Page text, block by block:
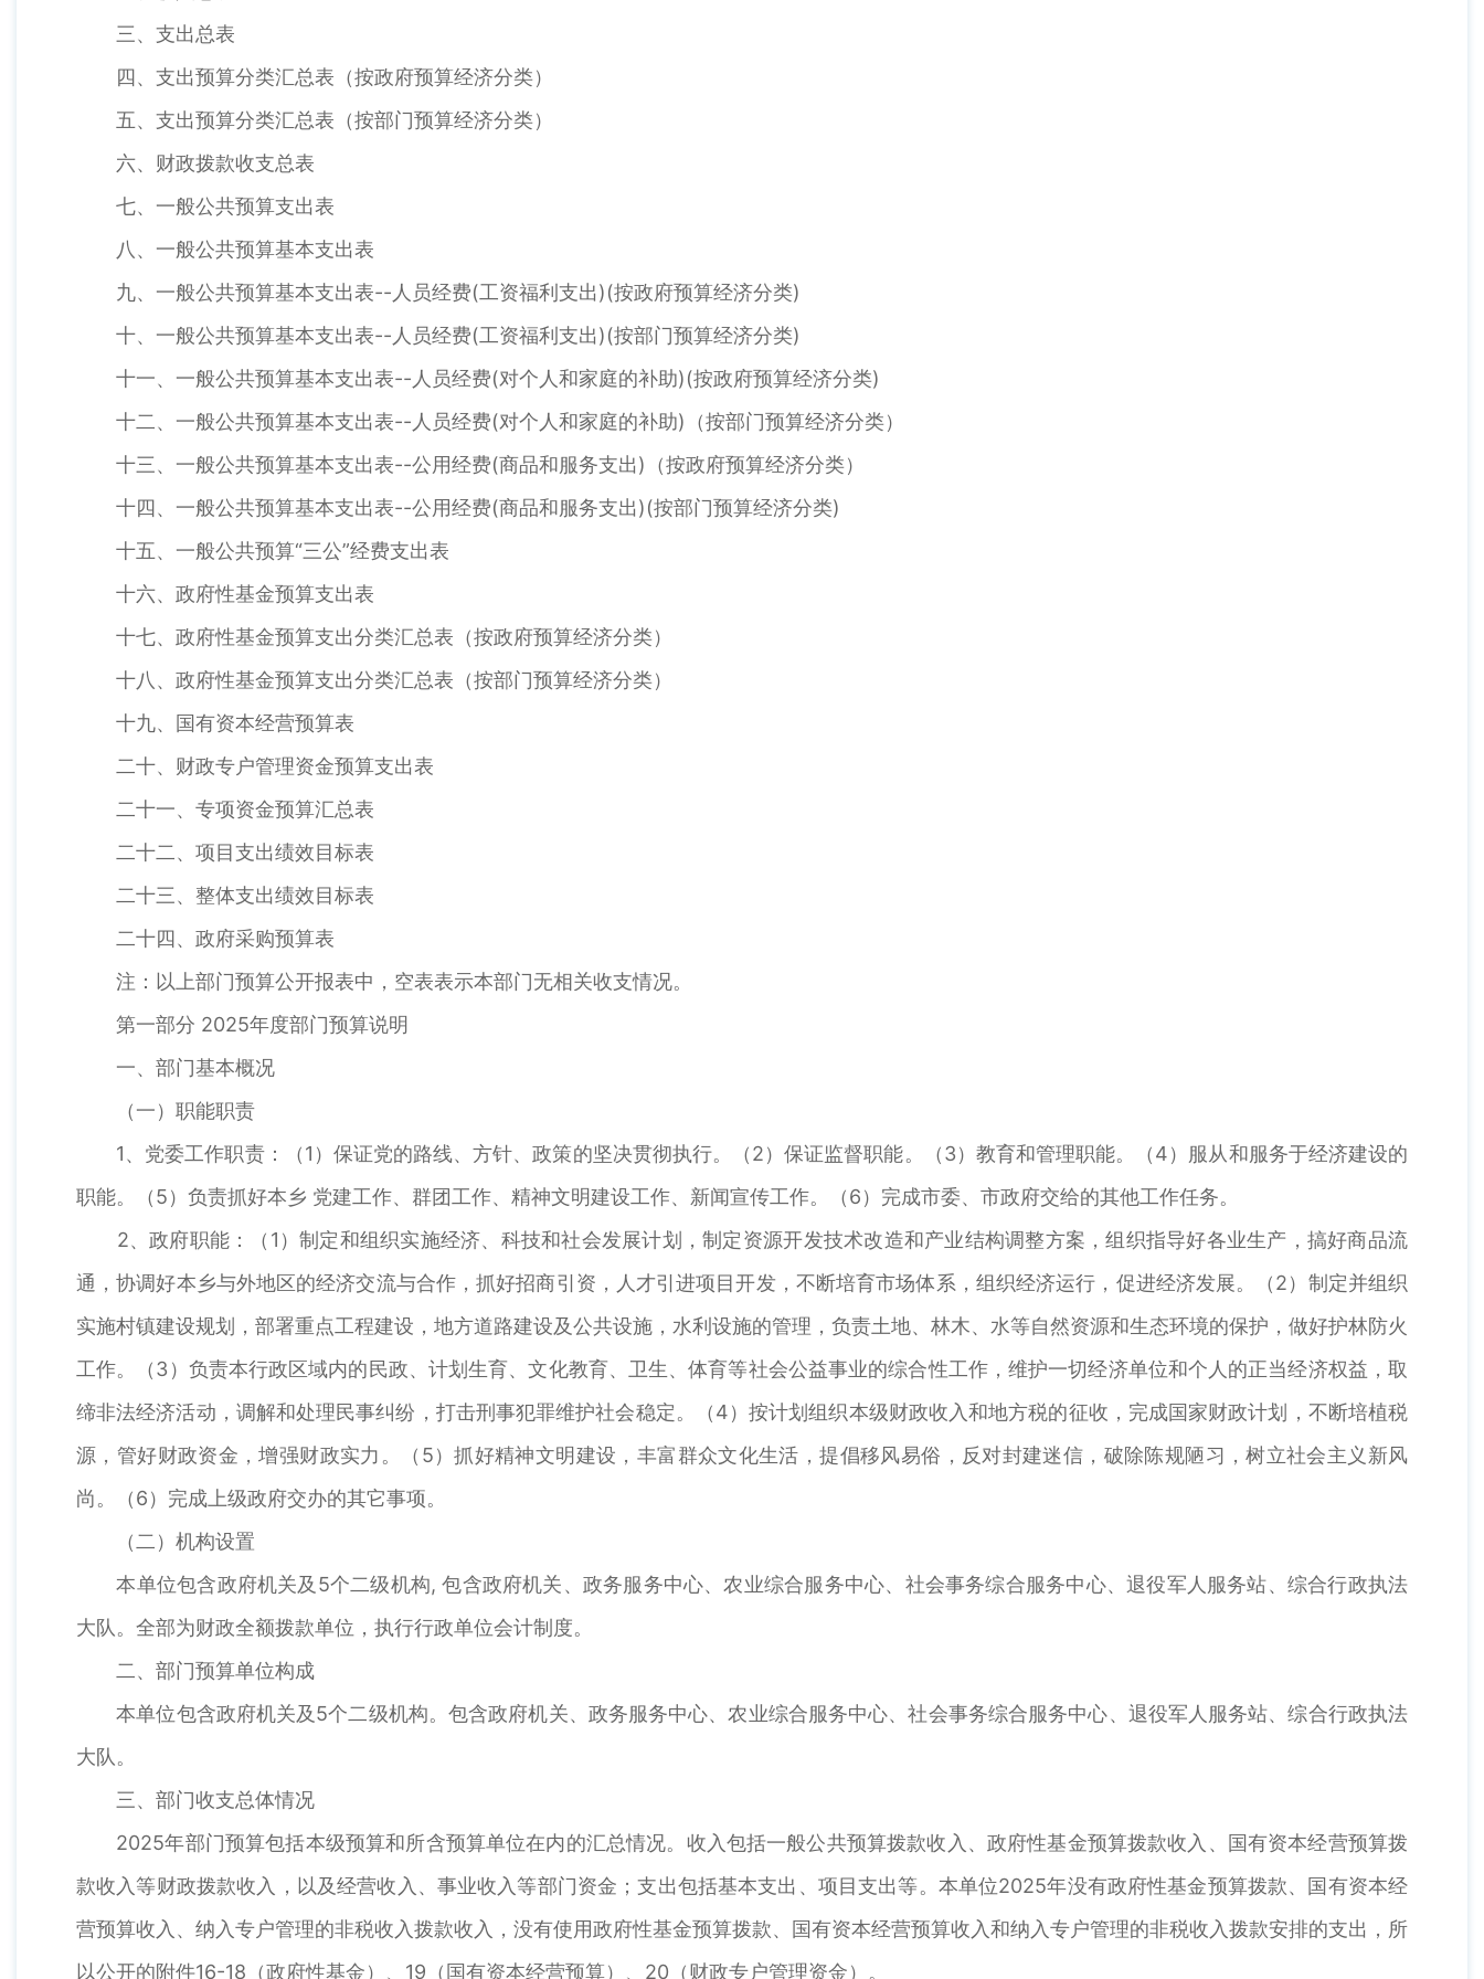
三、支出总表
四、支出预算分类汇总表（按政府预算经济分类）
五、支出预算分类汇总表（按部门预算经济分类）
六、财政拨款收支总表
七、一般公共预算支出表
八、一般公共预算基本支出表
九、一般公共预算基本支出表--人员经费(工资福利支出)(按政府预算经济分类)
十、一般公共预算基本支出表--人员经费(工资福利支出)(按部门预算经济分类)
十一、一般公共预算基本支出表--人员经费(对个人和家庭的补助)(按政府预算经济分类)
十二、一般公共预算基本支出表--人员经费(对个人和家庭的补助)（按部门预算经济分类）
十三、一般公共预算基本支出表--公用经费(商品和服务支出)（按政府预算经济分类）
十四、一般公共预算基本支出表--公用经费(商品和服务支出)(按部门预算经济分类)
十五、一般公共预算“三公”经费支出表
十六、政府性基金预算支出表
十七、政府性基金预算支出分类汇总表（按政府预算经济分类）
十八、政府性基金预算支出分类汇总表（按部门预算经济分类）
十九、国有资本经营预算表
二十、财政专户管理资金预算支出表
二十一、专项资金预算汇总表
二十二、项目支出绩效目标表
二十三、整体支出绩效目标表
二十四、政府采购预算表
注：以上部门预算公开报表中，空表表示本部门无相关收支情况。
第一部分 2025年度部门预算说明
一、部门基本概况
（一）职能职责
1、党委工作职责：（1）保证党的路线、方针、政策的坚决贯彻执行。（2）保证监督职能。（3）教育和管理职能。（4）服从和服务于经济建设的
职能。（5）负责抓好本乡 党建工作、群团工作、精神文明建设工作、新闻宣传工作。（6）完成市委、市政府交给的其他工作任务。
2、政府职能：（1）制定和组织实施经济、科技和社会发展计划，制定资源开发技术改造和产业结构调整方案，组织指导好各业生产，搞好商品流
通，协调好本乡与外地区的经济交流与合作，抓好招商引资，人才引进项目开发，不断培育市场体系，组织经济运行，促进经济发展。（2）制定并组织
实施村镇建设规划，部署重点工程建设，地方道路建设及公共设施，水利设施的管理，负责土地、林木、水等自然资源和生态环境的保护，做好护林防火
工作。（3）负责本行政区域内的民政、计划生育、文化教育、卫生、体育等社会公益事业的综合性工作，维护一切经济单位和个人的正当经济权益，取
缔非法经济活动，调解和处理民事纠纷，打击刑事犯罪维护社会稳定。（4）按计划组织本级财政收入和地方税的征收，完成国家财政计划，不断培植税
源，管好财政资金，增强财政实力。（5）抓好精神文明建设，丰富群众文化生活，提倡移风易俗，反对封建迷信，破除陈规陋习，树立社会主义新风
尚。（6）完成上级政府交办的其它事项。
（二）机构设置
本单位包含政府机关及5个二级机构, 包含政府机关、政务服务中心、农业综合服务中心、社会事务综合服务中心、退役军人服务站、综合行政执法
大队。全部为财政全额拨款单位，执行行政单位会计制度。
二、部门预算单位构成
本单位包含政府机关及5个二级机构。包含政府机关、政务服务中心、农业综合服务中心、社会事务综合服务中心、退役军人服务站、综合行政执法
大队。
三、部门收支总体情况
2025年部门预算包括本级预算和所含预算单位在内的汇总情况。收入包括一般公共预算拨款收入、政府性基金预算拨款收入、国有资本经营预算拨
款收入等财政拨款收入，以及经营收入、事业收入等部门资金；支出包括基本支出、项目支出等。本单位2025年没有政府性基金预算拨款、国有资本经
营预算收入、纳入专户管理的非税收入拨款收入，没有使用政府性基金预算拨款、国有资本经营预算收入和纳入专户管理的非税收入拨款安排的支出，所
以公开的附件16-18（政府性基金）、19（国有资本经营预算）、20（财政专户管理资金）。